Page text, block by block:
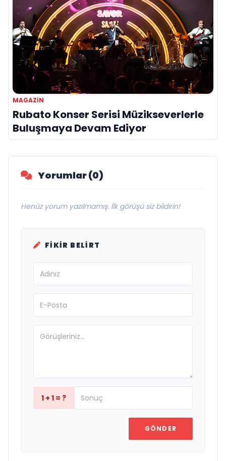
MAGAZIN
Rubato Konser Serisi Müzikseverlerle
Buluşmaya Devam Ediyor
Yorumlar (0)
Henüz yorum yazılmamış. İlk görüşü siz bildirin!
FIKIR BELIRT
1 + 1 = ?
GÖNDER